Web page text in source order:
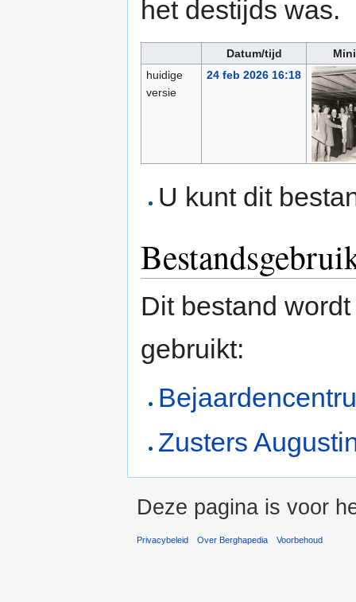
het destijds was.
Datum/tijd
huidige
versie
24 feb 2026 16:18
U kunt dit
Dit bestand
gebruikt:
Zusters
Deze pagina is voor
Privacybeleid Over Berghapedia Voorbehoud